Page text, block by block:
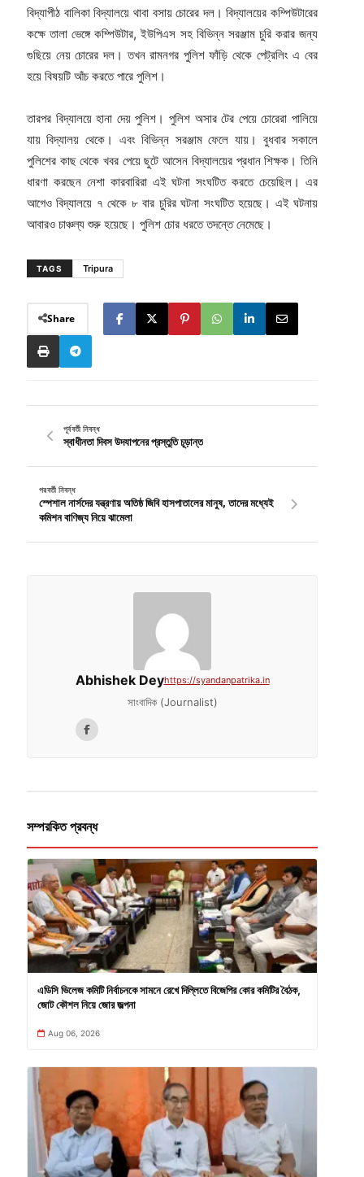
বিদ্যাপীঠ বালিকা বিদ্যালয়ে থাবা বসায় চোরের দল। বিদ্যালয়ের কম্পিউটারের
কক্ষে তালা ভেঙ্গে কম্পিউটার, ইউপিএস সহ বিভিন্ন সরঞ্জাম চুরি করার জন্য
গুছিয়ে নেয় চোরের দল। তখন রামনগর পুলিশ ফাঁড়ি থেকে পেট্রলিং এ বের
হয়ে বিষয়টি আঁচ করতে পারে পুলিশ।
তারপর বিদ্যালয়ে হানা দেয় পুলিশ। পুলিশ অসার টের পেয়ে চোরেরা পালিয়ে
যায় বিদ্যালয় থেকে। এবং বিভিন্ন সরঞ্জাম ফেলে যায়। বুধবার সকালে
পুলিশের কাছ থেকে খবর পেয়ে ছুটে আসেন বিদ্যালয়ের প্রধান শিক্ষক। তিনি
ধারণা করছেন নেশা কারবারিরা এই ঘটনা সংঘটিত করতে চেয়েছিল। এর
আগেও বিদ্যালয়ে ৭ থেকে ৮ বার চুরির ঘটনা সংঘটিত হয়েছে। এই ঘটনায়
আবারও চাঞ্চল্য শুরু হয়েছে। পুলিশ চোর ধরতে তদন্তে নেমেছে।
TAGS Tripura
Share
পূর্ববর্তী নিবন্ধ
স্বাধীনতা দিবস উদযাপনের প্রস্তুতি চূড়ান্ত
পরবর্তী নিবন্ধ
স্পেশাল নার্সদের যন্ত্রণায় অতিষ্ঠ জিবি হাসপাতালের মানুষ, তাদের মধ্যেই
কমিশন বাণিজ্য নিয়ে ঝামেলা
Abhishek Deyhttps://syandanpatrika.in
সাংবাদিক (Journalist)
সম্পরকিত প্রবন্ধ
এডিসি ভিলেজ কমিটি নির্বাচনকে সামনে রেখে দিল্লিতে বিজেপির কোর কমিটির বৈঠক,
জোট কৌশল নিয়ে জোর জল্পনা
Aug 06, 2026